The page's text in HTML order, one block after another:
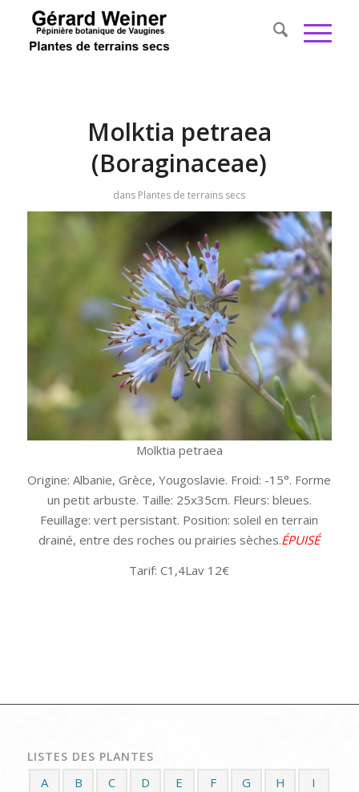
Molktia petraea
(Boraginaceae)
dans Plantes de terrains secs
Molktia petraea
Origine: Albanie, Grèce, Yougoslavie. Froid: -15°. Forme
un petit arbuste. Taille: 25x35cm. Fleurs: bleues.
Feuillage: vert persistant. Position: soleil en terrain
drainé, entre des roches ou prairies sèches.ÉPUISÉ
Tarif: C1,4Lav 12€
LISTES DES PLANTES
A B C D E F G H I